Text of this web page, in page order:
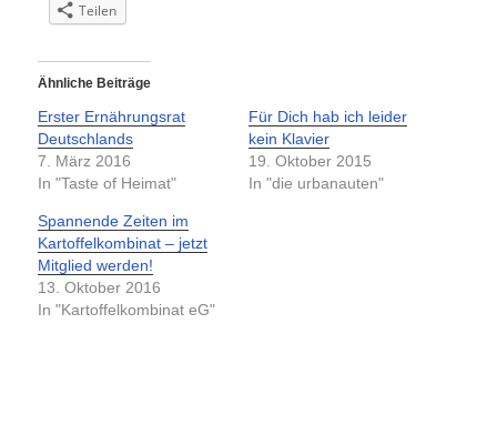
Teilen
Ähnliche Beiträge
Erster Ernährungsrat
Deutschlands
7. März 2016
In "Taste of Heimat"
Für Dich hab ich leider
kein Klavier
19. Oktober 2015
In "die urbanauten"
Spannende Zeiten im
Kartoffelkombinat – jetzt
Mitglied werden!
13. Oktober 2016
In "Kartoffelkombinat eG"